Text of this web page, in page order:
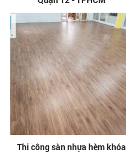
Thi công sàn nhựa hèm khóa